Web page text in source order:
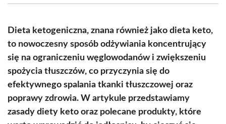
(Twitter)
Dieta ketogeniczna, znana również jako dieta keto,
to nowoczesny sposób odżywiania koncentrujący
się na ograniczeniu węglowodanów i zwiększeniu
spożycia tłuszczów, co przyczynia się do
efektywnego spalania tkanki tłuszczowej oraz
poprawy zdrowia. W artykule przedstawiamy
zasady diety keto oraz polecane produkty, które